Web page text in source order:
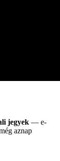
jegyek — e-
aznap